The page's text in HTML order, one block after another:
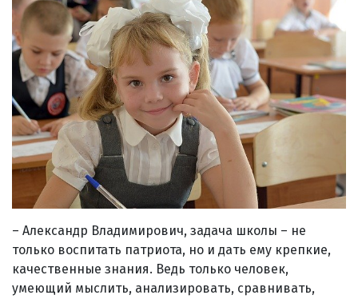
– Александр Владимирович, задача школы – не
только воспитать патриота, но и дать ему крепкие,
качественные знания. Ведь только человек,
умеющий мыслить, анализировать, сравнивать,